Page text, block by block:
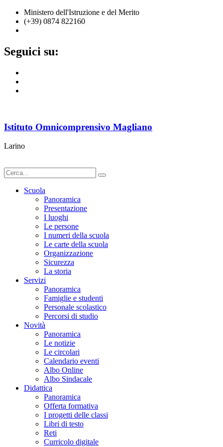
Ministero dell'Istruzione e del Merito
(+39) 0874 822160
Seguici su:
Istituto Omnicomprensivo Magliano
Larino
Scuola
Panoramica
Presentazione
I luoghi
Le persone
I numeri della scuola
Le carte della scuola
Organizzazione
Sicurezza
La storia
Servizi
Panoramica
Famiglie e studenti
Personale scolastico
Percorsi di studio
Novità
Panoramica
Le notizie
Le circolari
Calendario eventi
Albo Online
Albo Sindacale
Didattica
Panoramica
Offerta formativa
I progetti delle classi
Libri di testo
Reti
Curricolo digitale